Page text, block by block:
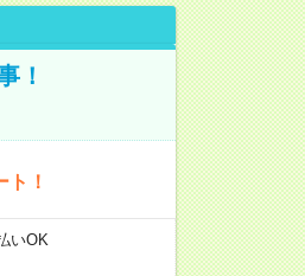
！
！
いOK